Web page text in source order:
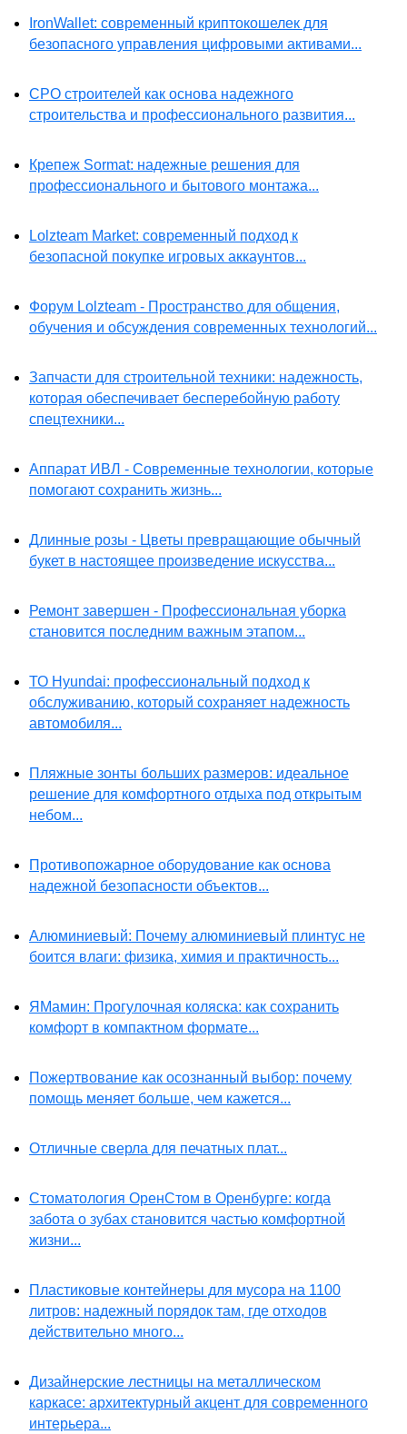
IronWallet: современный криптокошелек для
безопасного управления цифровыми активами...
СРО строителей как основа надежного
строительства и профессионального развития...
Крепеж Sormat: надежные решения для
профессионального и бытового монтажа...
Lolzteam Market: современный подход к
безопасной покупке игровых аккаунтов...
Форум Lolzteam - Пространство для общения,
обучения и обсуждения современных технологий...
Запчасти для строительной техники: надежность,
которая обеспечивает бесперебойную работу
спецтехники...
Аппарат ИВЛ - Современные технологии, которые
помогают сохранить жизнь...
Длинные розы - Цветы превращающие обычный
букет в настоящее произведение искусства...
Ремонт завершен - Профессиональная уборка
становится последним важным этапом...
ТО Hyundai: профессиональный подход к
обслуживанию, который сохраняет надежность
автомобиля...
Пляжные зонты больших размеров: идеальное
решение для комфортного отдыха под открытым
небом...
Противопожарное оборудование как основа
надежной безопасности объектов...
Алюминиевый: Почему алюминиевый плинтус не
боится влаги: физика, химия и практичность...
ЯМамин: Прогулочная коляска: как сохранить
комфорт в компактном формате...
Пожертвование как осознанный выбор: почему
помощь меняет больше, чем кажется...
Отличные сверла для печатных плат...
Стоматология ОренСтом в Оренбурге: когда
забота о зубах становится частью комфортной
жизни...
Пластиковые контейнеры для мусора на 1100
литров: надежный порядок там, где отходов
действительно много...
Дизайнерские лестницы на металлическом
каркасе: архитектурный акцент для современного
интерьера...